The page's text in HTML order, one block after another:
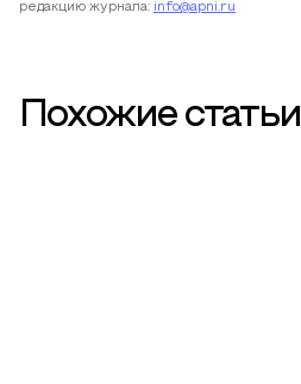
редакцию журнала: info@apni.ru
Похожие статьи